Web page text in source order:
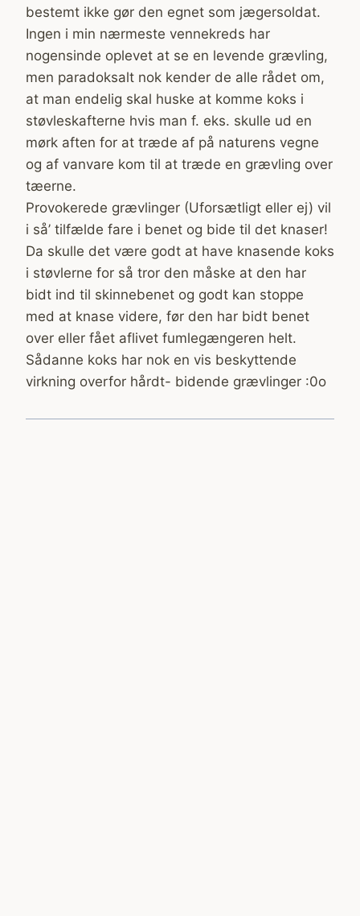
bestemt ikke gør den egnet som jægersoldat.
Ingen i min nærmeste vennekreds har
nogensinde oplevet at se en levende grævling,
men paradoksalt nok kender de alle rådet om,
at man endelig skal huske at komme koks i
støvleskafterne hvis man f. eks. skulle ud en
mørk aften for at træde af på naturens vegne
og af vanvare kom til at træde en grævling over
tæerne.
Provokerede grævlinger (Uforsætligt eller ej) vil
i så’ tilfælde fare i benet og bide til det knaser!
Da skulle det være godt at have knasende koks
i støvlerne for så tror den måske at den har
bidt ind til skinnebenet og godt kan stoppe
med at knase videre, før den har bidt benet
over eller fået aflivet fumlegængeren helt.
Sådanne koks har nok en vis beskyttende
virkning overfor hårdt- bidende grævlinger :0o